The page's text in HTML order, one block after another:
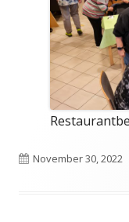
Veröffentlicht
November 30, 2022